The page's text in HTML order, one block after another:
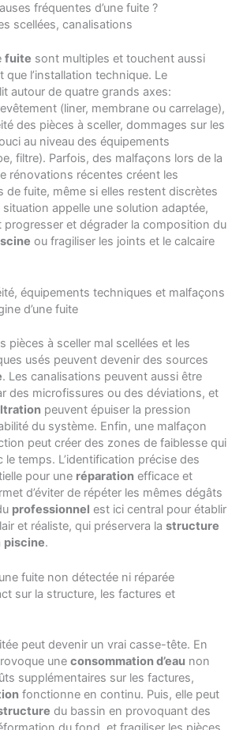
fréquentes d’une fuite ?
scellées, canalisations
fuite sont multiples et touchent aussi
que l’installation technique. Le
autour de quatre grands axes:
(liner, membrane ou carrelage),
des pièces à sceller, dommages sur les
au niveau des équipements
filtre). Parfois, des malfaçons lors de la
rénovations récentes créent les
de fuite, même si elles restent discrètes
appelle une solution adaptée,
progresser et dégrader la composition du
ou fragiliser les joints et le calcaire
équipements techniques et malfaçons
d’une fuite
pièces à sceller mal scellées et les
usés peuvent devenir des sources
. Les canalisations peuvent aussi être
des microfissures ou des déviations, et
peuvent épuiser la pression
du système. Enfin, une malfaçon
peut créer des zones de faiblesse qui
le temps. L’identification précise des
pour une réparation efficace et
d’éviter de répéter les mêmes dégâts
professionnel est ici central pour établir
et réaliste, qui préservera la structure
piscine.
fuite non détectée ni réparée
sur la structure, les factures et
peut devenir un vrai casse-tête. En
une consommation d’eau non
supplémentaires sur les factures,
fonctionne en continu. Puis, elle peut
du bassin en provoquant des